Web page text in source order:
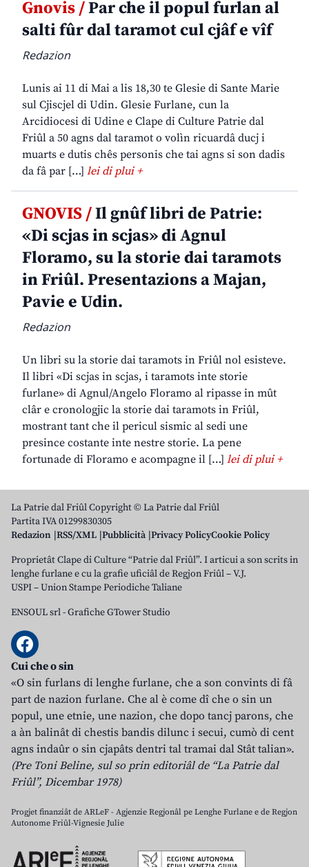
Gnovis /Par che il popul furlan al
salti fûr dal taramot cul cjâf e vîf
Redazion
Lunis ai 11 di Mai a lis 18,30 te Glesie di Sante Marie
sul Cjiscjel di Udin. Glesie Furlane, cun la
Arcidiocesi di Udine e Clape di Culture Patrie dal
Friûl a 50 agns dal taramot o volìn ricuardâ ducj i
muarts e dutis chês personis che tai agns si son dadis
da fâ par […] lei di plui +
GNOVIS /Il gnûf libri de Patrie:
«Di scjas in scjas» di Agnul
Floramo, su la storie dai taramots
in Friûl. Presentazions a Majan,
Pavie e Udin.
Redazion
Un libri su la storie dai taramots in Friûl nol esisteve.
Il libri «Di scjas in scjas, i taramots inte storie
furlane» di Agnul/Angelo Floramo al ripasse in mût
clâr e cronologjic la storie dai taramots in Friûl,
mostrant tant che il pericul sismic al sedi une
presince costante inte nestre storie. La pene
fortunade di Floramo e acompagne il […] lei di plui +
La Patrie dal Friûl Copyright © La Patrie dal Friûl
Partita IVA 01299830305
Redazion RSS/XML Pubblicità Privacy PolicyCookie Policy
Proprietât Clape di Culture “Patrie dal Friûl”. I articui a son scrits in
lenghe furlane e cu la grafie uficiâl de Regjon Friûl – V.J.
USPI – Union Stampe Periodiche Taliane
ENSOUL srl-Grafiche GTower Studio
Cui che o sin
«O sin furlans di lenghe furlane, che a son convints di fâ
part de nazion furlane. Che al è come dî che o sin un
popul, une etnie, une nazion, che dopo tancj parons, che
a àn balinât di chestis bandis dilunc i secui, cumò di cent
agns indaûr o sin cjapâts dentri tal tramai dal Stât talian».
(Pre Toni Beline, sul so prin editoriâl de “La Patrie dal
Friûl”, Dicembar 1978)
Progjet finanziât de ARLeF - Agjenzie Regjonâl pe Lenghe Furlane e de Regjon
Autonome Friûl-Vignesie Julie